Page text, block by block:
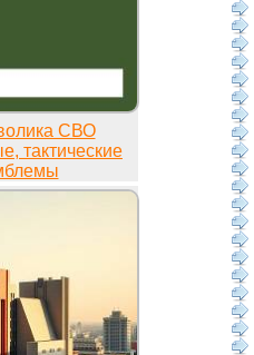
СВО
тактические